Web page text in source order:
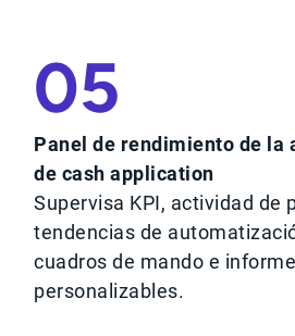
05
Panel de rendimiento de la
de cash application
Supervisa KPI, actividad de
tendencias de
cuadros de mando e
personalizables.